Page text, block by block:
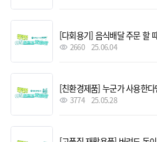
[다회용기] 음식배달 주문 할
2660 25.06.04
[친환경제품] 누군가 사용한
3774 25.05.28